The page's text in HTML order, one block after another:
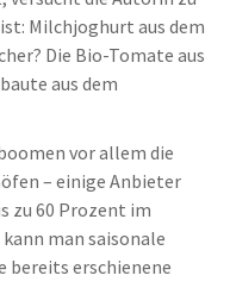
Milchjoghurt aus dem
Die Bio-Tomate aus
aus dem
vor allem die
– einige Anbieter
zu 60 Prozent im
man saisonale
bereits erschienene